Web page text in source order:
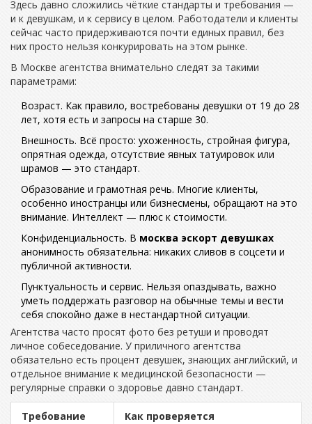
Здесь давно сложились чёткие стандарты и требования —
и к девушкам, и к сервису в целом. Работодатели и клиенты
сейчас часто придерживаются почти единых правил, без
них просто нельзя конкурировать на этом рынке.
В Москве агентства внимательно следят за такими
параметрами:
Возраст. Как правило, востребованы девушки от 19 до 28
лет, хотя есть и запросы на старше 30.
Внешность. Всё просто: ухоженность, стройная фигура,
опрятная одежда, отсутствие явных татуировок или
шрамов — это стандарт.
Образование и грамотная речь. Многие клиенты,
особенно иностранцы или бизнесмены, обращают на это
внимание. Интеллект — плюс к стоимости.
Конфиденциальность. В москва эскорт девушках
анонимность обязательна: никаких сливов в соцсети и
публичной активности.
Пунктуальность и сервис. Нельзя опаздывать, важно
уметь поддержать разговор на обычные темы и вести
себя спокойно даже в нестандартной ситуации.
Агентства часто просят фото без ретуши и проводят
личное собеседование. У приличного агентства
обязательно есть процент девушек, знающих английский, и
отдельное внимание к медицинской безопасности —
регулярные справки о здоровье давно стандарт.
Требование Как проверяется